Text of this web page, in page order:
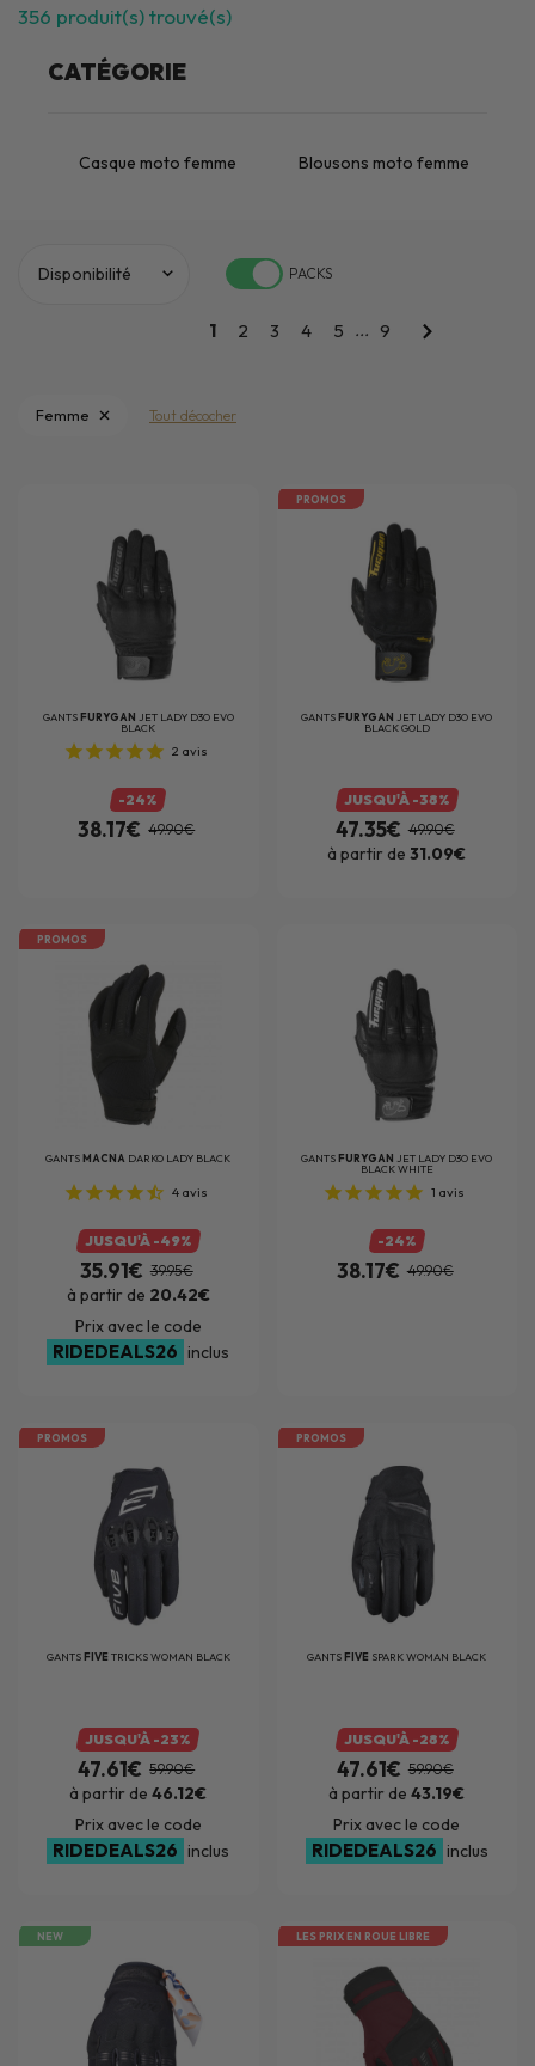
356 produit(s) trouvé(s)
CATÉGORIE
Casque moto femme Blousons moto femme
PACKS
1 2 3 4 5 ... 9
Femme Tout décocher
GANTSFURYGAN JET LADY D3O EVO
BLACK
2 avis
-24%
38.17€ 49.90€
PROMOS
GANTSFURYGANJET LADY D3O EVO
BLACK GOLD
JUSQU'À -38%
47.35€ 49.90€
à partir de31.09€
PROMOS
GANTSMACNA DARKO LADY BLACK
4avis
JUSQU'À -49%
35.91€ 39.95€
à partir de 20.42€
Prix avec le code
RIDEDEALS26 inclus
GANTSFURYGAN JET LADY D3O EVO
BLACK WHITE
1 avis
-24%
38.17€ 49.90€
PROMOS
GANTSFIVE TRICKS WOMAN BLACK
JUSQU'À -23%
47.61€ 59.90€
à partir de46.12€
Prix avec le code
RIDEDEALS26 inclus
PROMOS
GANTSFIVE SPARK WOMAN BLACK
JUSQU'À -28%
47.61€ 59.90€
à partir de43.19€
Prix avec le code
RIDEDEALS26 inclus
NEW LES PRIX EN ROUE LIBRE